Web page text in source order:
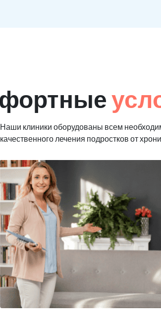
Наши клиники оборудованы всем
качественного лечения подростков от